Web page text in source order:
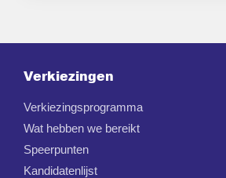
Verkiezingen
Verkiezingsprogramma
Wat hebben we bereikt
Speerpunten
Kandidatenlijst